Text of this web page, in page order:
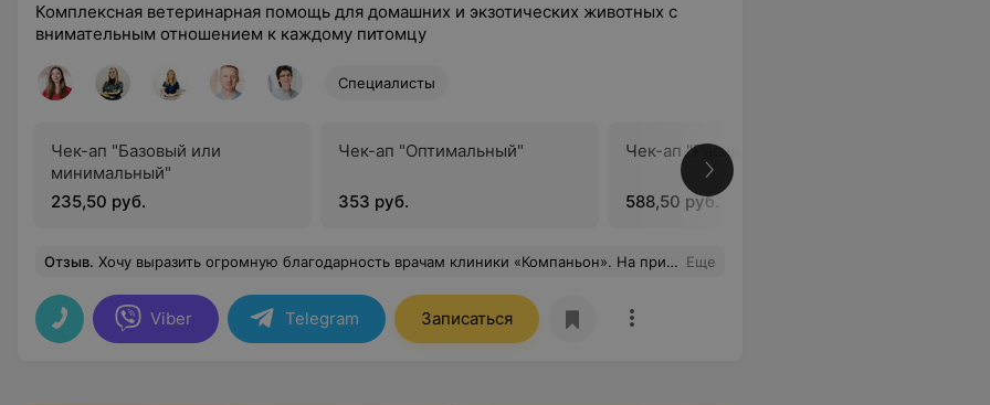
Комплексная ветеринарная помощь для домашних и экзотических животных с
внимательным отношением к каждому питомцу
Специалисты
Чек-ап "Базовый или
минимальный"
235,50 руб.
Чек-ап "Оптимальный"
353 руб.
Чек-ап "Расширенный"
588,50 руб.
Отзыв. Хочу выразить огромную благодарность врачам клиники «Компаньон». На прием в клинику мы попали после нескольких дней безуспешного лечения и нашей кошки в трех клиниках, нигде не могли установить правильный диагноз, кроме капельниц никакого лечения ,с каждым днем становилось только хуже. Врачи клиники - это действительно настоящие профессионалы - хирург и УЗИ - диагност Ленгинович Наталья Леонидовна и гастроэнтеролог Сильванович Валерия Васильевна совместно провели прием, был сделан рентген и УЗИ органов ЖКТ, выявлена причина нарушения пищеварения и в тот же день кошке сделали операцию. Весь период реабилитации врачи клиники были на связи, постоянно контролировали состояние. Клиника «Компаньон» это действительно команда настоящих профессионалов , за время реабилитации мы общались со многими врачами клиники - врач- анестезиолог Каркина Надежда Ивановна; Козлов Андрей Сергеевич,Бугримова Анастасия-все очень грамотные внимательные врачи. Спасибо за помощь и высокопрофессиональный подход. Еще
Viber Telegram Записаться